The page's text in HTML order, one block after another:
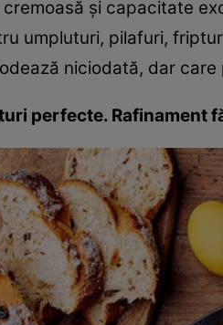
și capacitate
umpluturi, pilafuri,
niciodată, dar
perfecte. Rafinament